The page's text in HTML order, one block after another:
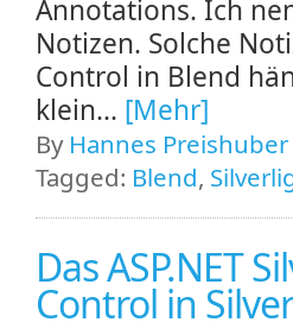
Annotations. Ich
Notizen. Solche
Control in Blend
klein... [Mehr]
By Hannes Preishuber
Tagged: Blend,
Das ASP.NET
Control in